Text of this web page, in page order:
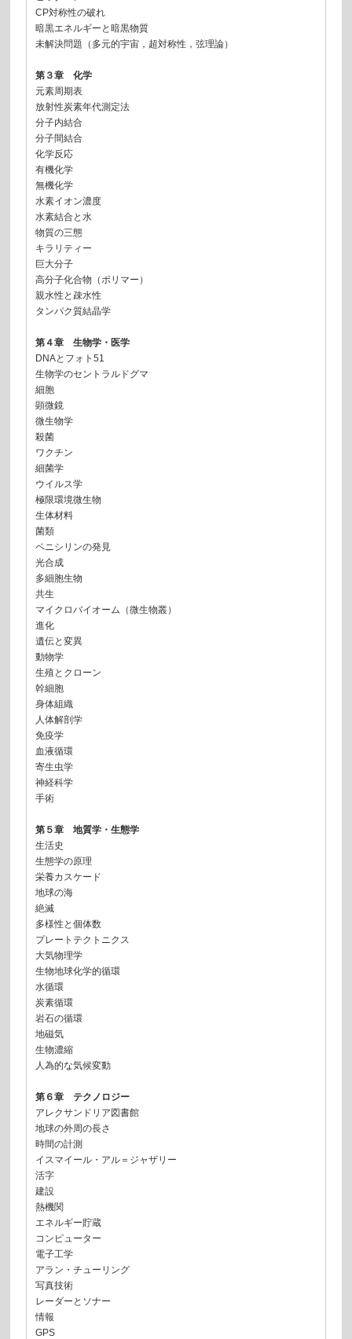
CP対称性の破れ
暗黒エネルギーと暗黒物質
未解決問題（多元的宇宙，超対称性，弦理論）
第３章 化学
元素周期表
放射性炭素年代測定法
分子内結合
分子間結合
化学反応
有機化学
無機化学
水素イオン濃度
水素結合と水
物質の三態
キラリティー
巨大分子
高分子化合物（ポリマー）
親水性と疎水性
タンパク質結晶学
第４章 生物学・医学
DNAとフォト51
生物学のセントラルドグマ
細胞
顕微鏡
微生物学
殺菌
ワクチン
細菌学
ウイルス学
極限環境微生物
生体材料
菌類
ペニシリンの発見
光合成
多細胞生物
共生
マイクロバイオーム（微生物叢）
進化
遺伝と変異
動物学
生殖とクローン
幹細胞
身体組織
人体解剖学
免疫学
血液循環
寄生虫学
神経科学
手術
第５章 地質学・生態学
生活史
生態学の原理
栄養カスケード
地球の海
絶滅
多様性と個体数
プレートテクトニクス
大気物理学
生物地球化学的循環
水循環
炭素循環
岩石の循環
地磁気
生物濃縮
人為的な気候変動
第６章 テクノロジー
アレクサンドリア図書館
地球の外周の長さ
時間の計測
イスマイール・アル＝ジャザリー
活字
建設
熱機関
エネルギー貯蔵
コンピューター
電子工学
アラン・チューリング
写真技術
レーダーとソナー
情報
GPS